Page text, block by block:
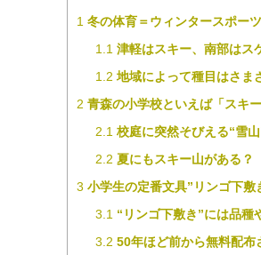
1 冬の体育＝ウィンタースポーツ
1.1 津軽はスキー、南部はス
1.2 地域によって種目はさま
2 青森の小学校といえば「スキー
2.1 校庭に突然そびえる“雪山
2.2 夏にもスキー山がある？
3 小学生の定番文具”リンゴ下敷
3.1 “リンゴ下敷き”には品種
3.2 50年ほど前から無料配布